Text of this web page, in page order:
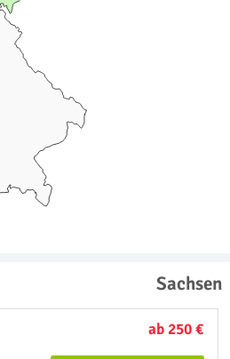
Sachsen
ab 250 €